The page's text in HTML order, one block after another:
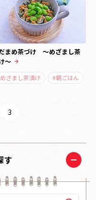
まめ茶づけ ～めざまし茶
～
ざまし茶漬け #朝ごはん
3
す